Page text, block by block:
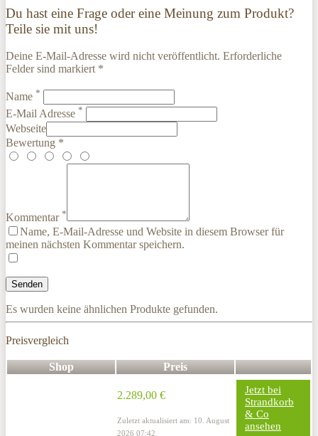
Du hast eine Frage oder eine Meinung zum Produkt?
Teile sie mit uns!
Deine E-Mail-Adresse wird nicht veröffentlicht. Erforderliche
Felder sind markiert *
Name *
E-Mail Adresse *
Webseite
Bewertung *
Kommentar *
Name, E-Mail-Adresse und Website in diesem Browser für
meinen nächsten Kommentar speichern.
Es wurden keine ähnlichen Produkte gefunden.
Preisvergleich
Shop Preis
2.289,00 €
Zuletzt aktualisiert am: 10. August
2026 07:42
Jetzt bei
Strandkorb
& Co
ansehen